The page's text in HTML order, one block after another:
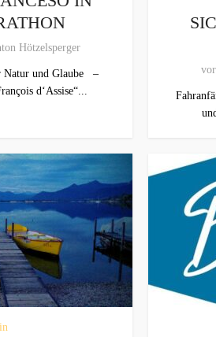
Hötzelsperger
Natur und Glaube –
d‘Assise“...